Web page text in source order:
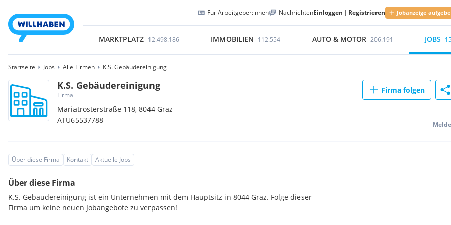
Für Arbeitgeber:innen NachrichtenEinloggen | Registrieren Jobanzeige
MARKTPLATZ 12.498.186 IMMOBILIEN 112.554 AUTO & MOTOR 206.191 JOBS
Startseite Jobs Alle Firmen K.S. Gebäudereinigung
K.S. Gebäudereinigung
Firma
Mariatrosterstraße 118,8044 Graz
ATU65537788
Firma folgen
Über diese Firma Kontakt Aktuelle Jobs
Über diese Firma
K.S. Gebäudereinigung ist ein Unternehmen mit dem Hauptsitz in 8044 Graz. Folge dieser
Firma um keine neuen Jobangebote zu verpassen!